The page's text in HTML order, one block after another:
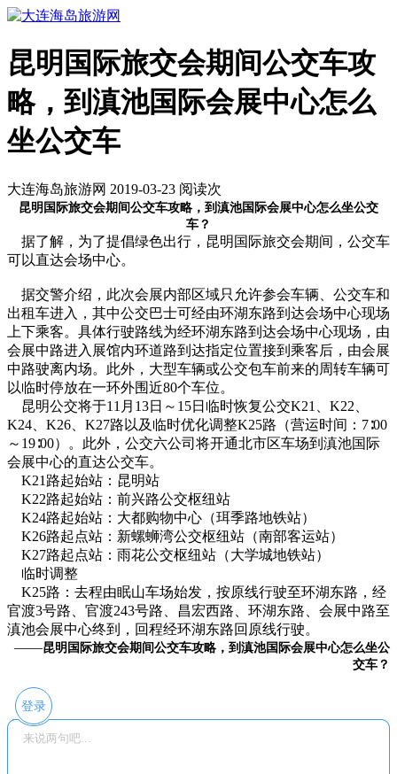
昆明国际旅交会期间公交车攻
略，到滇池国际会展中心怎么
坐公交车
大连海岛旅游网 2019-03-23 阅读次
昆明国际旅交会期间公交车攻略，到滇池国际会展中心怎么坐公交
车？
据了解，为了提倡绿色出行，昆明国际旅交会期间，公交车
可以直达会场中心。
据交警介绍，此次会展内部区域只允许参会车辆、公交车和
出租车进入，其中公交巴士可经由环湖东路到达会场中心现场
上下乘客。具体行驶路线为经环湖东路到达会场中心现场，由
会展中路进入展馆内环道路到达指定位置接到乘客后，由会展
中路驶离内场。此外，大型车辆或公交包车前来的周转车辆可
以临时停放在一环外围近80个车位。
昆明公交将于11月13日～15日临时恢复公交K21、K22、
K24、K26、K27路以及临时优化调整K25路（营运时间：7∶00
～19∶00）。此外，公交六公司将开通北市区车场到滇池国际
会展中心的直达公交车。
K21路起始站：昆明站
K22路起始站：前兴路公交枢纽站
K24路起始站：大都购物中心（珥季路地铁站）
K26路起点站：新螺蛳湾公交枢纽站（南部客运站）
K27路起点站：雨花公交枢纽站（大学城地铁站）
临时调整
K25路：去程由眠山车场始发，按原线行驶至环湖东路，经
官渡3号路、官渡243号路、昌宏西路、环湖东路、会展中路至
滇池会展中心终到，回程经环湖东路回原线行驶。
——昆明国际旅交会期间公交车攻略，到滇池国际会展中心怎么坐公
交车？
登录